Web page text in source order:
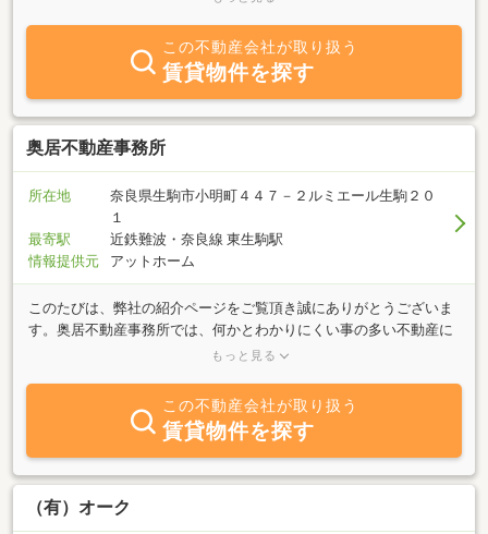
た、第二京阪道路から阪神高速道への乗入れもできるので、大阪市
内へお車での移動も大変便利です。社会人や学生（帝塚山大学・近
畿大学農学部)の単身のお客様、もちろんファミリーのお客様も是非
ご来店ください。
この不動産会社が取り扱う
賃貸物件を探す
奥居不動産事務所
所在地
奈良県生駒市小明町４４７－２ルミエール生駒２０
１
最寄駅
近鉄難波・奈良線 東生駒駅
情報提供元
アットホーム
このたびは、弊社の紹介ページをご覧頂き誠にありがとうございま
す。奥居不動産事務所では、何かとわかりにくい事の多い不動産に
ついて「わかりやすさ」を一番の基本として、営業しています。わ
客様が不安になることは、すべてわかりにくいことが原因ですから
この部分をきちんと伝えて、本当に安心してお任せ頂けるようにい
たします。どうか、不動産でお悩みの事がございましたら、私にお
声かけ下さい。ひとりひとりのお客様に対して、『きめ細やかな対
応』をすることをお約束して必ず、お役に立てるよう誠意をもって
対応させて頂きます。◆お客様専用駐車場３台分有ります◆
もっと見る
この不動産会社が取り扱う
賃貸物件を探す
（有）オーク